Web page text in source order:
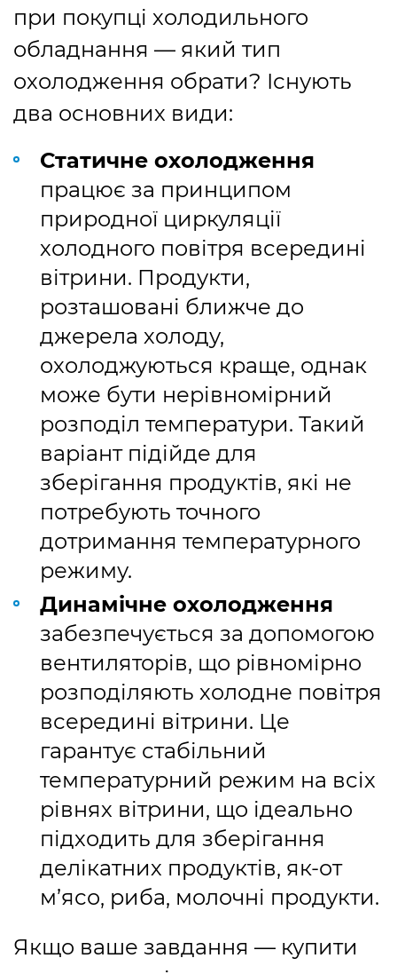
при покупці холодильного
обладнання — який тип
охолодження обрати? Існують
два основних види:
Статичне охолодження
працює за принципом
природної циркуляції
холодного повітря всередині
вітрини. Продукти,
розташовані ближче до
джерела холоду,
охолоджуються краще, однак
може бути нерівномірний
розподіл температури. Такий
варіант підійде для
зберігання продуктів, які не
потребують точного
дотримання температурного
режиму.
Динамічне охолодження
забезпечується за допомогою
вентиляторів, що рівномірно
розподіляють холодне повітря
всередині вітрини. Це
гарантує стабільний
температурний режим на всіх
рівнях вітрини, що ідеально
підходить для зберігання
делікатних продуктів, як-от
м’ясо, риба, молочні продукти.
Якщо ваше завдання — купити